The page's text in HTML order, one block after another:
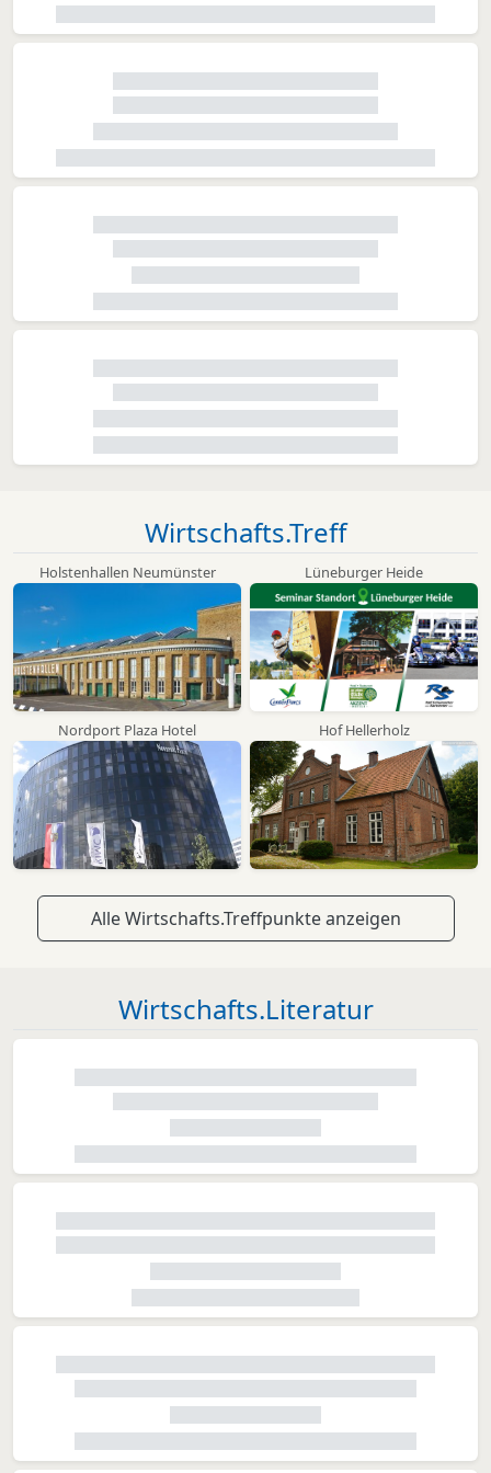
Wirtschafts.Treff
Holstenhallen Neumünster Lüneburger Heide
Nordport Plaza Hotel Hof Hellerholz
Alle Wirtschafts.Treffpunkte anzeigen
Wirtschafts.Literatur